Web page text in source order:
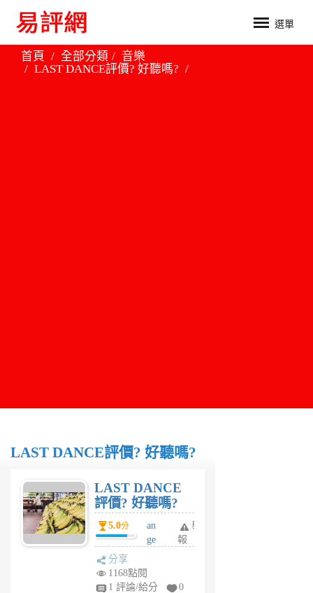
選單
首頁 全部分類
音樂
LAST DANCE評價? 好聽嗎?
LAST DANCE評價? 好聽嗎?
LAST DANCE
評價? 好聽嗎?
5.0分
an
ge
6
舉
報
分享
1168點閱
1 評論/給分
0